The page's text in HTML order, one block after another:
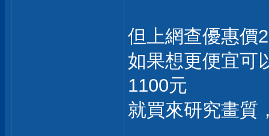
但上網查優惠價
如果想更便宜可
1100元
就買來研究畫質